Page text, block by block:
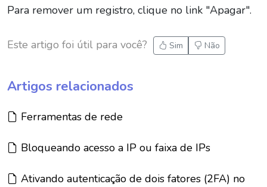
Para remover um registro, clique no link "Apagar".
Este artigo foi útil para você? Sim Não
Artigos relacionados
Artigo:
Ferramentas de rede
Artigo:
Bloqueando acesso a IP ou faixa de IPs
Artigo:
Ativando autenticação de dois fatores (2FA) no